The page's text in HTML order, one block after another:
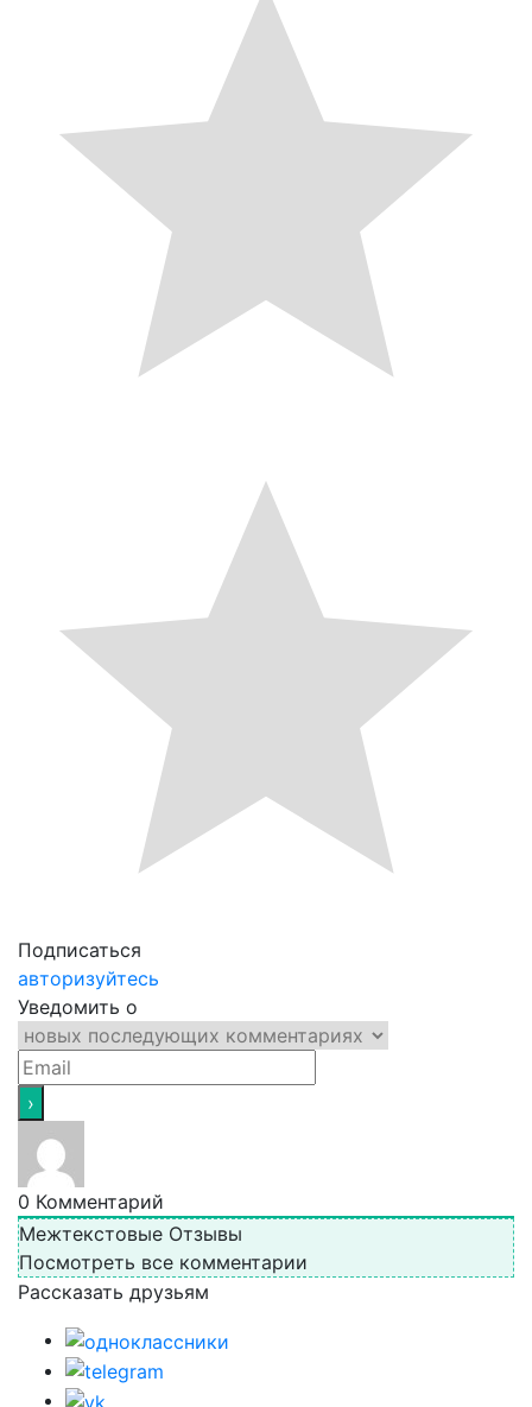
Подписаться
авторизуйтесь
Уведомить о
0 Комментарий
Межтекстовые Отзывы
Посмотреть все комментарии
Рассказать друзьям